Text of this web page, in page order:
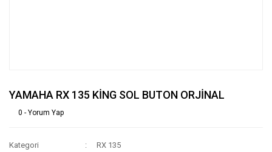
YAMAHA RX 135 KİNG SOL BUTON ORJİNAL
0 - Yorum Yap
Kategori RX 135